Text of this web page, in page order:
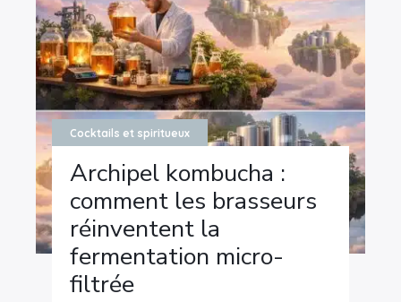
Cocktails et spiritueux
Archipel kombucha :
comment les brasseurs
réinventent la
fermentation micro-
filtrée